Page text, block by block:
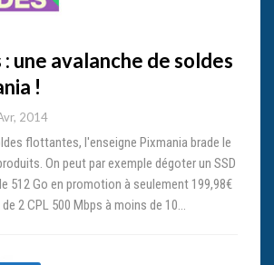
: une avalanche de soldes
!
2014
flottantes, l'enseigne Pixmania brade le
On peut par exemple dégoter un SSD
512 Go en promotion à seulement 199,98€
2 CPL 500 Mbps à moins de 10…